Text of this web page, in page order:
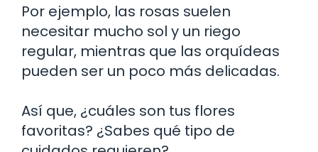
Por ejemplo, las rosas suelen
necesitar mucho sol y un riego
regular, mientras que las orquídeas
pueden ser un poco más delicadas.
Así que, ¿cuáles son tus flores
favoritas? ¿Sabes qué tipo de